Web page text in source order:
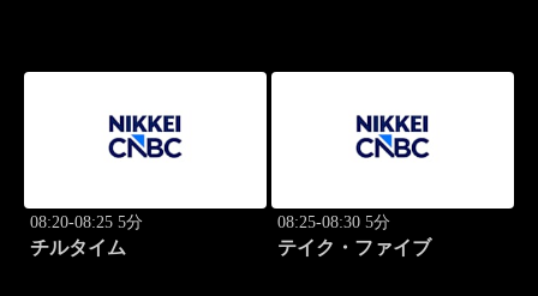
08:20-08:25 5分
チルタイム
08:25-08:30 5分
テイク・ファイブ